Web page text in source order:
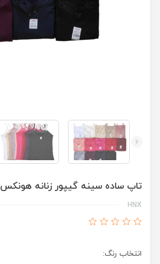
تاپ ساده سینه گیپور زنانه هونکس
HNX
انتخاب رنگ: